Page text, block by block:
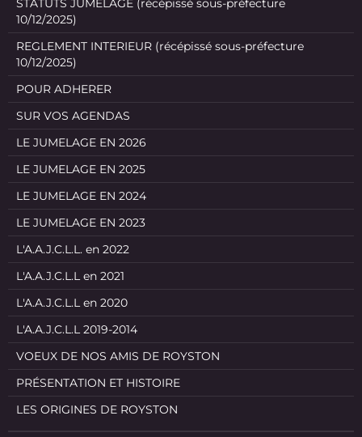
STATUTS JUMELAGE (récépissé sous-préfecture
10/12/2025)
REGLEMENT INTERIEUR (récépissé sous-préfecture
10/12/2025)
POUR ADHERER
SUR VOS AGENDAS
LE JUMELAGE EN 2026
LE JUMELAGE EN 2025
LE JUMELAGE EN 2024
LE JUMELAGE EN 2023
L'A.A.J.C.L.L. en 2022
L'A.A.J.C.L.L en 2021
L'A.A.J.C.L.L en 2020
L'A.A.J.C.L.L 2019-2014
VOEUX DE NOS AMIS DE ROYSTON
PRÉSENTATION ET HISTOIRE
LES ORIGINES DE ROYSTON